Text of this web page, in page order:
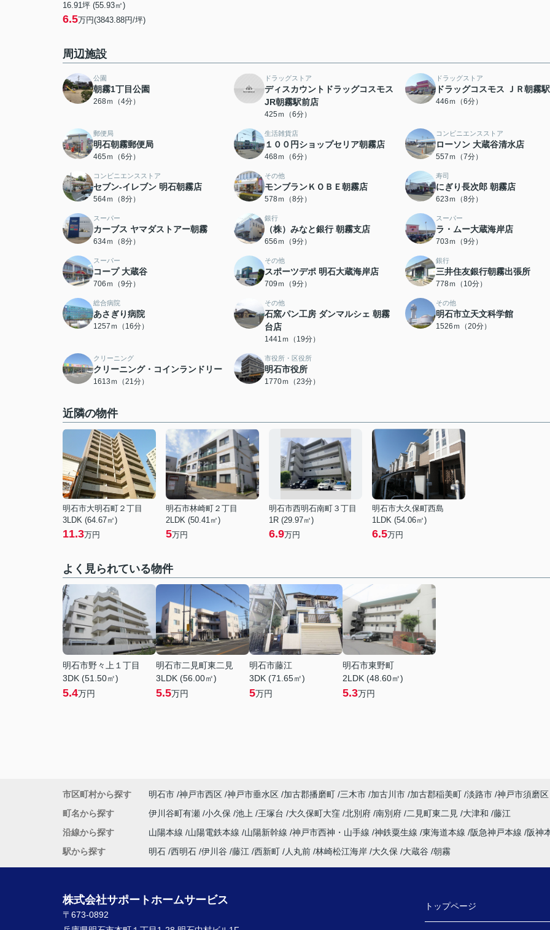
16.91坪 (55.93㎡)
6.5万円(3843.88円/坪)
周辺施設
公園
朝霧1丁目公園
268ｍ（4分）
ドラッグストア
ディスカウントドラッグコスモス
JR朝霧駅前店
425ｍ（6分）
ドラッグストア
ドラッグコスモス ＪＲ朝霧
446ｍ（6分）
郵便局
明石朝霧郵便局
465ｍ（6分）
生活雑貨店
１００円ショップセリア朝霧店
468ｍ（6分）
コンビニエンスストア
ローソン 大蔵谷清水店
557ｍ（7分）
コンビニエンスストア
セブン-イレブン 明石朝霧店
564ｍ（8分）
その他
モンブランＫＯＢＥ朝霧店
578ｍ（8分）
寿司
にぎり長次郎 朝霧店
623ｍ（8分）
スーパー
カーブス ヤマダストアー朝霧
634ｍ（8分）
銀行
（株）みなと銀行 朝霧支店
656ｍ（9分）
スーパー
ラ・ムー大蔵海岸店
703ｍ（9分）
スーパー
コープ 大蔵谷
706ｍ（9分）
その他
スポーツデポ 明石大蔵海岸店
709ｍ（9分）
銀行
三井住友銀行朝霧出張所
778ｍ（10分）
総合病院
あさぎり病院
1257ｍ（16分）
その他
石窯パン工房 ダンマルシェ 朝霧
台店
1441ｍ（19分）
その他
明石市立天文科学館
1526ｍ（20分）
クリーニング
クリーニング・コインランドリー
1613ｍ（21分）
市役所・区役所
明石市役所
1770ｍ（23分）
近隣の物件
明石市大明石町２丁目
3LDK (64.67㎡)
11.3万円
明石市林崎町２丁目
2LDK (50.41㎡)
5万円
明石市西明石南町３丁目
1R (29.97㎡)
6.9万円
明石市大久保町西島
1LDK (54.06㎡)
6.5万円
よく見られている物件
明石市野々上１丁目
3DK (51.50㎡)
5.4万円
明石市二見町東二見
3LDK (56.00㎡)
5.5万円
明石市藤江
3DK (71.65㎡)
5万円
明石市東野町
2LDK (48.60㎡)
5.3万円
市区町村から探す 明石市 神戸市西区 神戸市垂水区 加古郡播磨町 三木市 加古川市 加古郡稲美町 淡路市 神戸市須磨区
町名から探す
伊川谷町有瀬 小久保 池上 王塚台 大久保町大窪 北別府 南別府 二見町東二見 大津和 藤江
沿線から探す
山陽本線 山陽電鉄本線 山陽新幹線 神戸市西神・山手線 神鉄粟生線 東海道本線 阪急神戸本線
阪神
駅から探す
明石 西明石 伊川谷 藤江 西新町 人丸前 林崎松江海岸 大久保 大蔵谷 朝霧
株式会社サポートホームサービス
〒673-0892
トップページ